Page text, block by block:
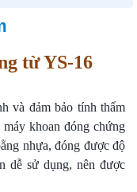
từ YS-16
và đảm bảo tính thẩm
khoan đóng chứng
nhựa, đóng được độ
dễ sử dụng, nên được